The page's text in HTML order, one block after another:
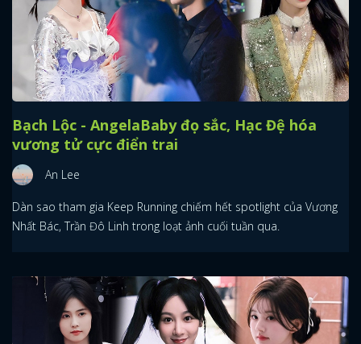
Bạch Lộc - AngelaBaby đọ sắc, Hạc Đệ hóa
vương tử cực điển trai
An Lee
Dàn sao tham gia Keep Running chiếm hết spotlight của Vương
Nhất Bác, Trần Đô Linh trong loạt ảnh cuối tuần qua.